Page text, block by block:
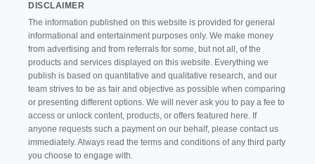
DISCLAIMER
The information published on this website is provided for general
informational and entertainment purposes only. We make money
from advertising and from referrals for some, but not all, of the
products and services displayed on this website. Everything we
publish is based on quantitative and qualitative research, and our
team strives to be as fair and objective as possible when comparing
or presenting different options. We will never ask you to pay a fee to
access or unlock content, products, or offers featured here. If
anyone requests such a payment on our behalf, please contact us
immediately. Always read the terms and conditions of any third party
you choose to engage with.